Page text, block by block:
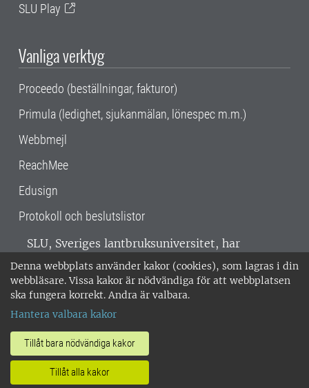
Denna webbplats använder kakor (cookies), som lagras i din
webbläsare. Vissa kakor är nödvändiga för att webbplatsen
ska fungera korrekt. Andra är valbara.
Hantera valbara kakor
Tillåt bara nödvändiga kakor
Tillåt alla kakor
SLU Play
Vanliga verktyg
Proceedo (beställningar, fakturor)
Primula (ledighet, sjukanmälan, lönespec m.m.)
Webbmejl
ReachMee
Edusign
Protokoll och beslutslistor
SLU, Sveriges lantbruksuniversitet, har
verksamhet över hela Sverige. Huvudorter är
Alnarp, Uppsala och Umeå.SLU är
miljöcertifierat enligt ISO 14001. •
018-67 10 00 • Org nr: 202100-2817 •
Om SLU:s webbplatser
•Hantera kakor•Behandling av
personuppgifter